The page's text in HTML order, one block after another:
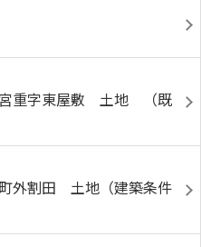
宮重字東屋敷 土地 （既
外割田 土地（建築条件